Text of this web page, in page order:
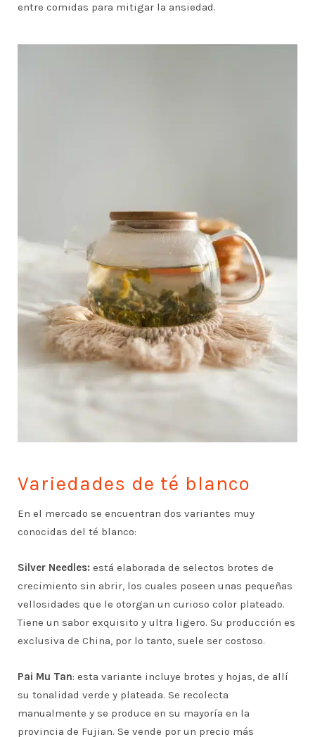
entre comidas para mitigar la ansiedad.
Variedades de té blanco
En el mercado se encuentran dos variantes muy
conocidas del té blanco:
Silver Needles: está elaborada de selectos brotes de
crecimiento sin abrir, los cuales poseen unas pequeñas
vellosidades que le otorgan un curioso color plateado.
Tiene un sabor exquisito y ultra ligero. Su producción es
exclusiva de China, por lo tanto, suele ser costoso.
Pai Mu Tan: esta variante incluye brotes y hojas, de allí
su tonalidad verde y plateada. Se recolecta
manualmente y se produce en su mayoría en la
provincia de Fujian. Se vende por un precio más